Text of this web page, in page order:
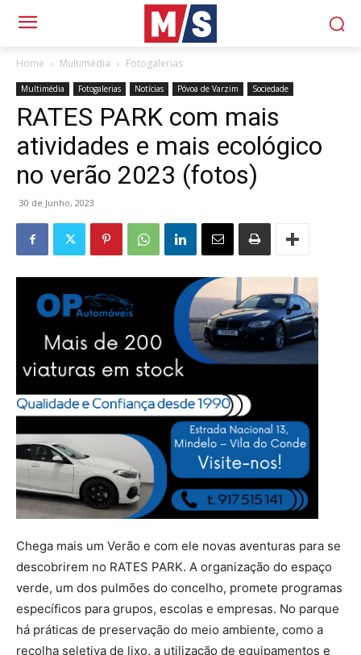
Home Multimédia Fotogalerias
Multimédia Fotogalerias Notícias Póvoa de Varzim Sociedade
RATES PARK com mais
atividades e mais ecológico
no verão 2023 (fotos)
30 de Junho, 2023
Chega mais um Verão e com ele novas aventuras para se
descobrirem no RATES PARK. A organização do espaço
verde, um dos pulmões do concelho, promete programas
específicos para grupos, escolas e empresas. No parque
há práticas de preservação do meio ambiente, como a
recolha seletiva de lixo, a utilização de equipamentos e